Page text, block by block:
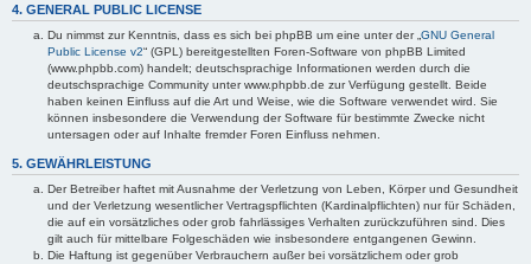
4. GENERAL PUBLIC LICENSE
Du nimmst zur Kenntnis, dass es sich bei phpBB um eine unter der „ GNU General
Public License v2“ (GPL) bereitgestellten Foren-Software von phpBB Limited
(www.phpbb.com) handelt; deutschsprachige Informationen werden durch die
deutschsprachige Community unter www.phpbb.de zur Verfügung gestellt. Beide
haben keinen Einfluss auf die Art und Weise, wie die Software verwendet wird. Sie
können insbesondere die Verwendung der Software für bestimmte Zwecke nicht
untersagen oder auf Inhalte fremder Foren Einfluss nehmen.
5. GEWÄHRLEISTUNG
Der Betreiber haftet mit Ausnahme der Verletzung von Leben, Körper und Gesundheit
und der Verletzung wesentlicher Vertragspflichten (Kardinalpflichten) nur für Schäden,
die auf ein vorsätzliches oder grob fahrlässiges Verhalten zurückzuführen sind. Dies
gilt auch für mittelbare Folgeschäden wie insbesondere entgangenen Gewinn.
Die Haftung ist gegenüber Verbrauchern außer bei vorsätzlichem oder grob